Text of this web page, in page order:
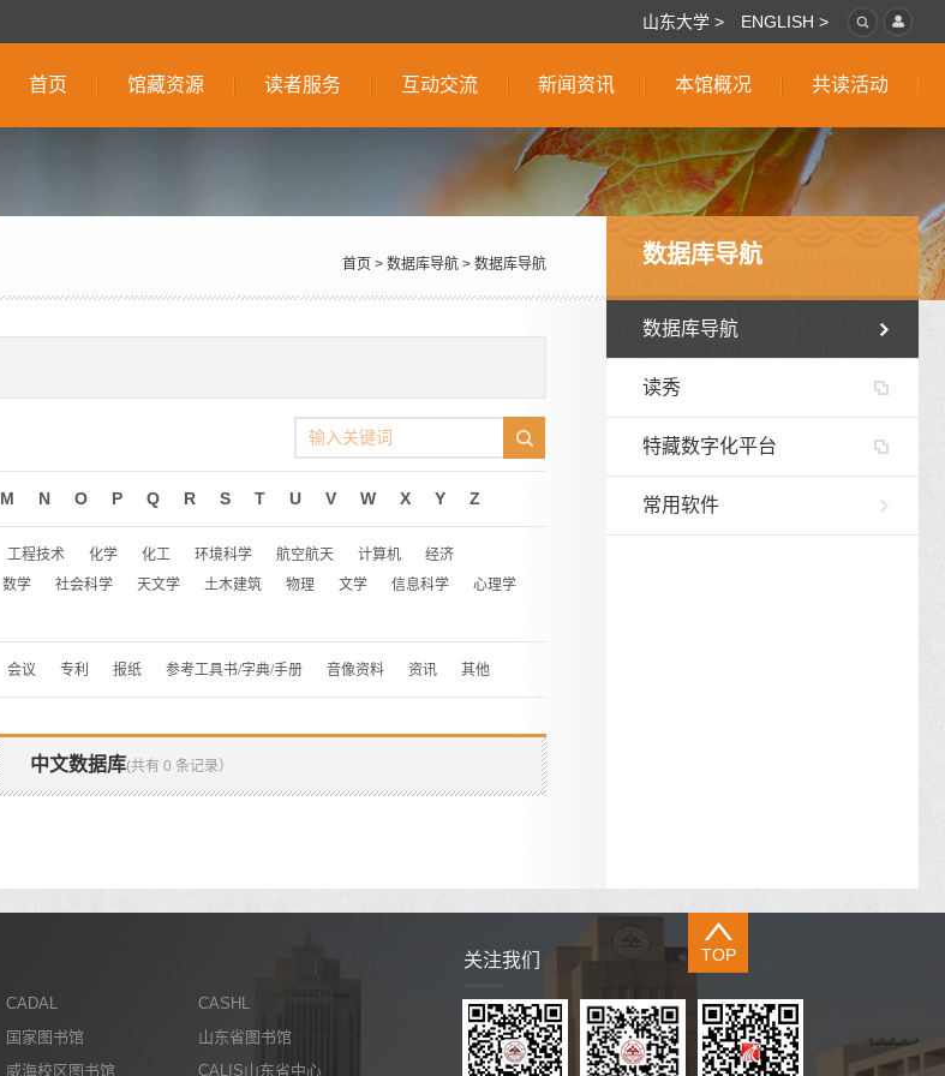
山东大学 > ENGLISH >
首页 馆藏资源 读者服务 互动交流 新闻资讯 本馆概况 共读活动
数据库导航
数据库导航
读秀
特藏数字化平台
常用软件
首页 > 数据库导航 > 数据库导航
M N O P Q R S T U V W X Y Z
工程技术 化学 化工 环境科学 航空航天 计算机
经济
数学 社会科学 天文学 土木建筑 物理 文学 信息科学
心理学
会议 专利 报纸 参考工具书/字典/手册 音像资料 资讯 其他
中文数据库(共有 0 条记录）
TOP
CADAL
CASHL
国家图书馆
山东省图书馆
威海校区图书馆 CALIS山东省中心
关注我们